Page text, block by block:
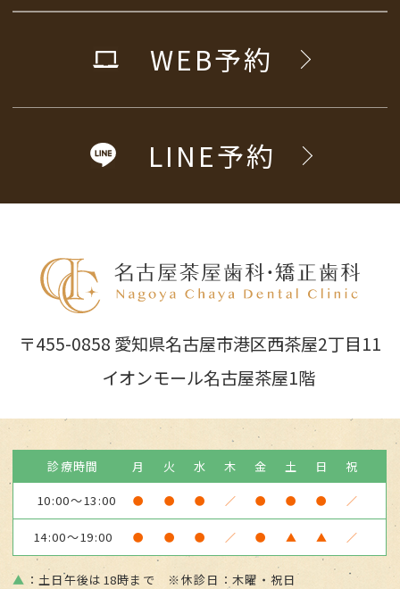
WEB予約
LINE予約
〒455-0858 愛知県名古屋市港区西茶屋2丁目11
イオンモール名古屋茶屋1階
診療時間 月 火 水 木 金 土 日
祝
10:00～13:00
● ● ● ／ ● ● ● ／
14:00～19:00 ● ● ● ／ ● ▲ ▲ ／
▲ ：土日午後は18時まで ※休診日：木曜・祝日